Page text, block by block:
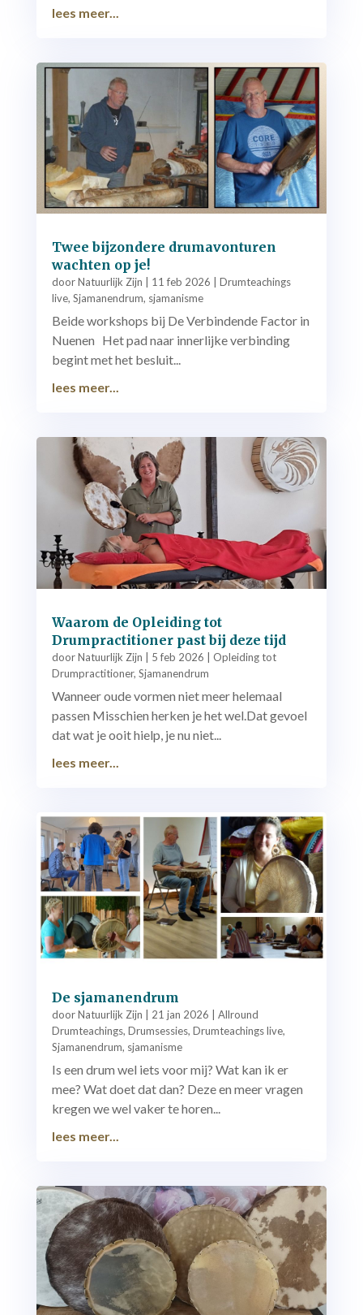
lees meer...
Twee bijzondere drumavonturen
wachten op je!
doorNatuurlijk Zijn 11 feb 2026
Drumteachings
live, Sjamanendrum, sjamanisme
Beide workshops bij De Verbindende Factor in
Nuenen Het pad naar innerlijke verbinding
begint met het besluit...
lees meer...
Waarom de Opleiding tot
Drumpractitioner past bij deze tijd
doorNatuurlijk Zijn 5 feb 2026
Opleiding tot
Drumpractitioner, Sjamanendrum
Wanneer oude vormen niet meer helemaal
passen Misschien herken je het wel.Dat gevoel
dat wat je ooit hielp, je nu niet...
lees meer...
De sjamanendrum
doorNatuurlijk Zijn 21 jan 2026
Allround
Drumteachings, Drumsessies, Drumteachings live,
Sjamanendrum, sjamanisme
Is een drum wel iets voor mij? Wat kan ik er
mee? Wat doet dat dan? Deze en meer vragen
kregen we wel vaker te horen...
lees meer...